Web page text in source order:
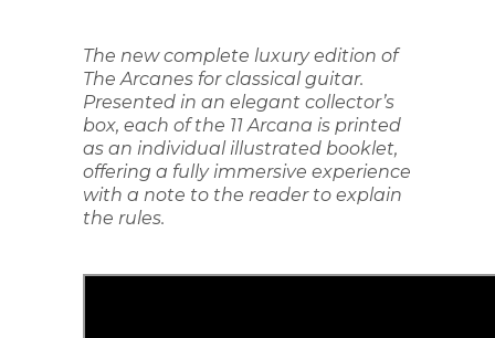
The new complete luxury edition of
The Arcanes for classical guitar.
Presented in an elegant collector’s
box, each of the 11 Arcana is printed
as an individual illustrated booklet,
offering a fully immersive experience
with a note to the reader to explain
the rules.